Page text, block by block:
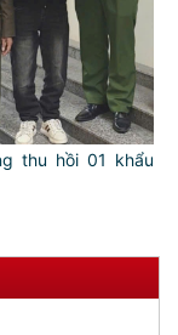
thu hồi 01 khẩu
LÀ: